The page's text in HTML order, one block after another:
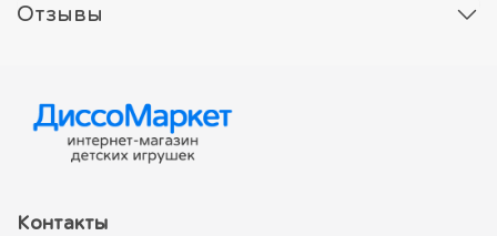
Отзывы
Контакты